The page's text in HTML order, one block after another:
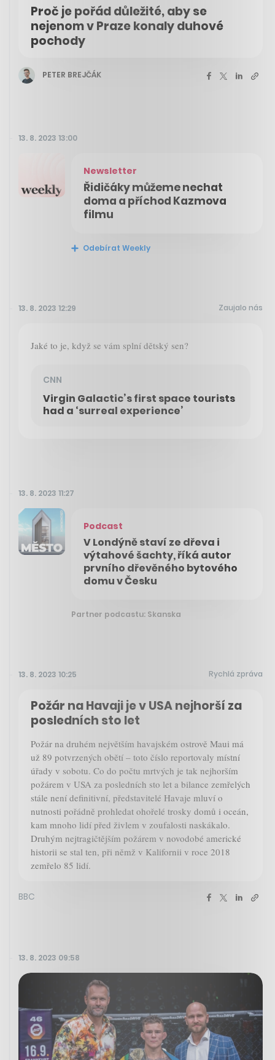
Proč je pořád důležité, aby se
nejenom v Praze konaly duhové
pochody
PETER BREJČÁK
13. 8. 2023 13:00
Newsletter
Řidičáky můžeme nechat
doma a příchod Kazmova
filmu
Odebírat Weekly
13. 8. 2023 12:29 Zaujalo nás
Jaké to je, když se vám splní dětský sen?
CNN
Virgin Galactic’s first space tourists
had a ‘surreal experience’
13. 8. 2023 11:27
Podcast
V Londýně staví ze dřeva i
výtahové šachty, říká autor
prvního dřevěného bytového
domu v Česku
Partner podcastu: Skanska
13. 8. 2023 10:25 Rychlá zpráva
Požár na Havaji je v USA nejhorší za
posledních sto let
Požár na druhém největším havajském ostrově Maui má
už 89 potvrzených obětí – toto číslo reportovaly místní
úřady v sobotu. Co do počtu mrtvých je tak nejhorším
požárem v USA za posledních sto let a bilance zemřelých
stále není definitivní, představitelé Havaje mluví o
nutnosti pořádně prohledat ohořelé trosky domů i oceán,
kam mnoho lidí před živlem v zoufalosti naskákalo.
Druhým nejtragičtějším požárem v novodobé americké
historii se stal ten, při němž v Kalifornii v roce 2018
zemřelo 85 lidí.
BBC
13. 8. 2023 09:58